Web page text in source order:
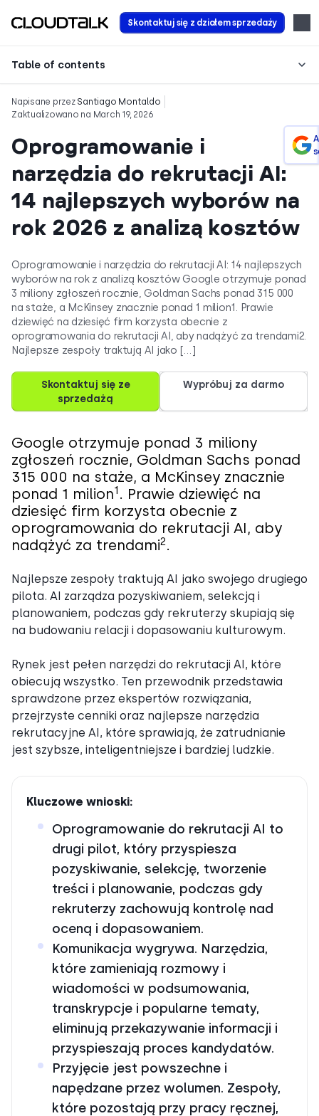
Skontaktuj się z działem sprzedaży
Table of contents
Napisane przez Santiago Montaldo
Zaktualizowano na March 19, 2026
Oprogramowanie i
narzędzia do rekrutacji AI:
14 najlepszych wyborów na
rok 2026 z analizą kosztów
Oprogramowanie i narzędzia do rekrutacji AI: 14 najlepszych
wyborów na rok z analizą kosztów Google otrzymuje ponad
3 miliony zgłoszeń rocznie, Goldman Sachs ponad 315 000
na staże, a McKinsey znacznie ponad 1 milion1. Prawie
dziewięć na dziesięć firm korzysta obecnie z
oprogramowania do rekrutacji AI, aby nadążyć za trendami2.
Najlepsze zespoły traktują AI jako […]
Skontaktuj się ze
sprzedażą
Wypróbuj za darmo
Google otrzymuje ponad 3 miliony
zgłoszeń rocznie, Goldman Sachs ponad
315 000 na staże, a McKinsey znacznie
ponad 1 milion1 . Prawie dziewięć na
dziesięć firm korzysta obecnie z
oprogramowania do rekrutacji AI, aby
nadążyć za trendami2.
Najlepsze zespoły traktują AI jako swojego drugiego
pilota. AI zarządza pozyskiwaniem, selekcją i
planowaniem, podczas gdy rekruterzy skupiają się
na budowaniu relacji i dopasowaniu kulturowym.
Rynek jest pełen narzędzi do rekrutacji AI, które
obiecują wszystko. Ten przewodnik przedstawia
sprawdzone przez ekspertów rozwiązania,
przejrzyste cenniki oraz najlepsze narzędzia
rekrutacyjne AI, które sprawiają, że zatrudnianie
jest szybsze, inteligentniejsze i bardziej ludzkie.
Kluczowe wnioski:
Oprogramowanie do rekrutacji AI to
drugi pilot, który przyspiesza
pozyskiwanie, selekcję, tworzenie
treści i planowanie, podczas gdy
rekruterzy zachowują kontrolę nad
oceną i dopasowaniem.
Komunikacja wygrywa. Narzędzia,
które zamieniają rozmowy i
wiadomości w podsumowania,
transkrypcje i popularne tematy,
eliminują przekazywanie informacji i
przyspieszają proces kandydatów.
Przyjęcie jest powszechne i
napędzane przez wolumen. Zespoły,
które pozostają przy pracy ręcznej,